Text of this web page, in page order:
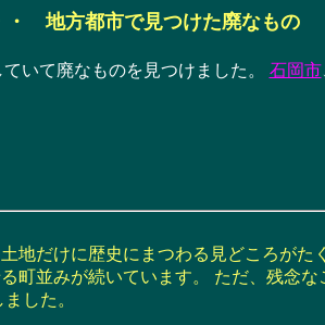
・ 地方都市で見つけた廃なもの
いて廃なものを見つけました。 石岡市
地だけに歴史にまつわる見どころがた
町並みが続いています。 ただ、残念
した。